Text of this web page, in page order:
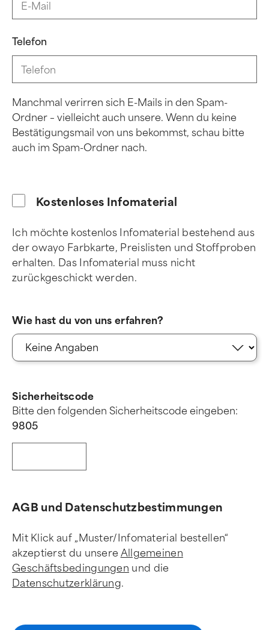
Telefon
Manchmal verirren sich E-Mails in den Spam-
Ordner – vielleicht auch unsere. Wenn du keine
Bestätigungsmail von uns bekommst, schau bitte
auch im Spam-Ordner nach.
Kostenloses Infomaterial
Ich möchte kostenlos Infomaterial bestehend aus
der owayo Farbkarte, Preislisten und Stoffproben
erhalten. Das Infomaterial muss nicht
zurückgeschickt werden.
Wie hast du von uns erfahren?
Sicherheitscode
Bitte den folgenden Sicherheitscode eingeben:
9805
AGB und Datenschutzbestimmungen
Mit Klick auf „Muster/Infomaterial bestellen“
akzeptierst du unsere Allgemeinen
Geschäftsbedingungen und die
Datenschutzerklärung.